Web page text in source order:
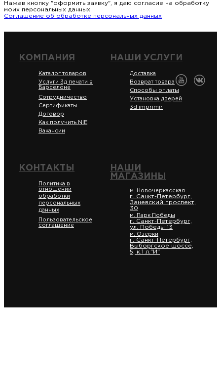
Нажав кнопку "оформить заявку", я даю согласие на обработку
моих персональных данных.
Соглашение об обработке персональных данных
КОМПАНИЯ
Каталог товаров
Услуги 3д печати в
Барселоне
Сотрудничество
Сертификаты
Договор
Как получить NIE
Вакансии
НАШИ УСЛУГИ
Доставка
Возврат товара
Способы оплаты
Установка дверей
3d imprimir
КОНТАКТЫ
Политика в
отношении
обработки
персональных
данных
Пользовательское
соглашение
НАШИ
МАГАЗИНЫ
м. Новочеркасская
г. Санкт-Петербург,
Заневский проспект,
30
м. Парк Победы
г. Санкт-Петербург,
ул. Победы 13
м. Озерки
г. Санкт-Петербург,
Выборгское шоссе,
5, к.1 л."И"